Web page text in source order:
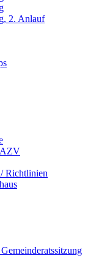
2. Anlauf
AZV
Richtlinien